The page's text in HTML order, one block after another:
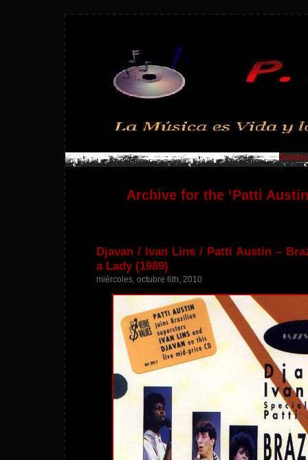
Archive for the ‘Patti
Djavan / Ivan Lins / Patti Austin –
a Lady (1989)
miércoles, octubre 6th, 2010